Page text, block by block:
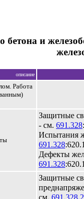
бетона и
описание
Работа
Защитные
- см. 691.328:
Испытания
691.328
Дефекты
691.328
Защитные